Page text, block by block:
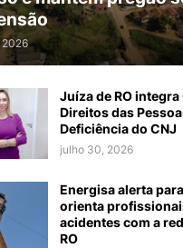
Juíza de RO
Direitos das
Deficiência do CNJ
julho 30, 2026
Energisa alerta
orienta
acidentes com a
RO